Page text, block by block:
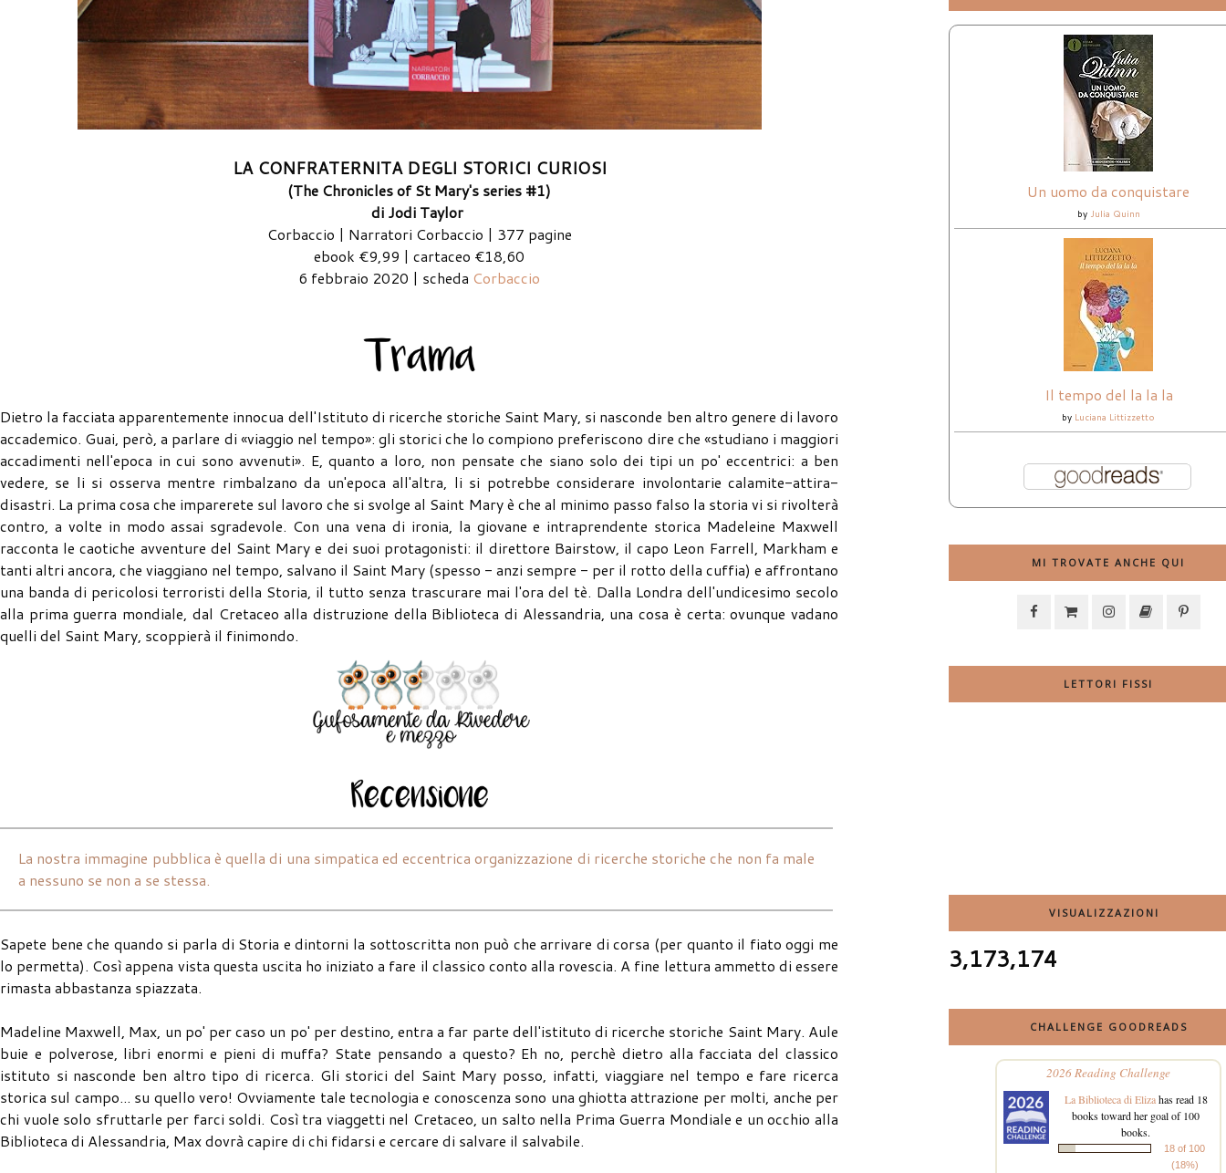
LA CONFRATERNITA DEGLI STORICI CURIOSI
(The Chronicles of St Mary's series #1)
di Jodi Taylor
Corbaccio | Narratori Corbaccio | 377 pagine
ebook €9,99 | cartaceo €18,60
6 febbraio 2020 | scheda Corbaccio
Dietro la facciata apparentemente innocua dell'Istituto di ricerche storiche Saint Mary, si nasconde ben altro genere di lavoro
accademico. Guai, però, a parlare di «viaggio nel tempo»: gli storici che lo compiono preferiscono dire che «studiano i maggiori
accadimenti nell'epoca in cui sono avvenuti». E, quanto a loro, non pensate che siano solo dei tipi un po' eccentrici: a ben
vedere, se li si osserva mentre rimbalzano da un'epoca all'altra, li si potrebbe considerare involontarie calamite-attira-
disastri. La prima cosa che imparerete sul lavoro che si svolge al Saint Mary è che al minimo passo falso la storia vi si rivolterà
contro, a volte in modo assai sgradevole. Con una vena di ironia, la giovane e intraprendente storica Madeleine Maxwell
racconta le caotiche avventure del Saint Mary e dei suoi protagonisti: il direttore Bairstow, il capo Leon Farrell, Markham e
tanti altri ancora, che viaggiano nel tempo, salvano il Saint Mary (spesso - anzi sempre - per il rotto della cuffia) e affrontano
una banda di pericolosi terroristi della Storia, il tutto senza trascurare mai l'ora del tè. Dalla Londra dell'undicesimo secolo
alla prima guerra mondiale, dal Cretaceo alla distruzione della Biblioteca di Alessandria, una cosa è certa: ovunque vadano
quelli del Saint Mary, scoppierà il finimondo.
La nostra immagine pubblica è quella di una simpatica ed eccentrica organizzazione di ricerche storiche che non fa male
a nessuno se non a se stessa.
Sapete bene che quando si parla di Storia e dintorni la sottoscritta non può che arrivare di corsa (per quanto il fiato oggi me
lo permetta). Così appena vista questa uscita ho iniziato a fare il classico conto alla rovescia. A fine lettura ammetto di essere
rimasta abbastanza spiazzata.
Madeline Maxwell, Max, un po' per caso un po' per destino, entra a far parte dell'istituto di ricerche storiche Saint Mary. Aule
buie e polverose, libri enormi e pieni di muffa? State pensando a questo? Eh no, perchè dietro alla facciata del classico
istituto si nasconde ben altro tipo di ricerca. Gli storici del Saint Mary posso, infatti, viaggiare nel tempo e fare ricerca
storica sul campo... su quello vero! Ovviamente tale tecnologia e conoscenza sono una ghiotta attrazione per molti, anche per
chi vuole solo sfruttarle per farci soldi. Così tra viaggetti nel Cretaceo, un salto nella Prima Guerra Mondiale e un occhio alla
Biblioteca di Alessandria, Max dovrà capire di chi fidarsi e cercare di salvare il salvabile.
Un uomo da conquistare
by Julia Quinn
Il tempo del la la la
by Luciana Littizzetto
MI TROVATE ANCHE QUI
LETTORI FISSI
VISUALIZZAZIONI
3,173,174
CHALLENGE GOODREADS
2026 Reading Challenge
La Biblioteca di Elizahas read 18
books toward her goal of 100
books.
18 of 100
(18%)